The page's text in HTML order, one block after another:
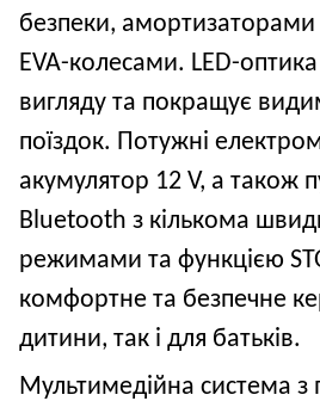
безпеки,
EVA-колесами. LED-
вигляду та покращує
поїздок. Потужні
акумулятор 12 V, а також
Bluetooth з кількома
режимами та функцією
комфортне та безпечне
дитини, так і для батьків.
Мультимедійна система з